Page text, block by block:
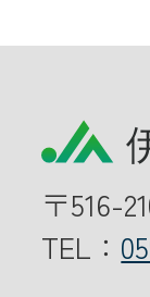
〒516-
TEL：